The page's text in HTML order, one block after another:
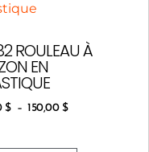
ROULEAU À
EN
$ – 150,00 $